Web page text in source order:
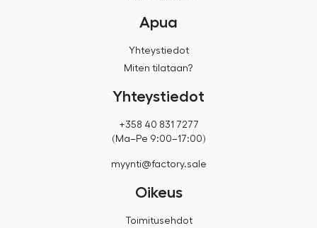
Apua
Yhteystiedot
Miten tilataan?
Yhteystiedot
+358 40 831 7277
(Ma–Pe 9:00–17:00)
myynti@factory.sale
Oikeus
Toimitusehdot